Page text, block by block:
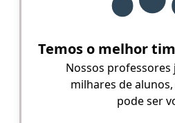
Temos o melhor
Nossos professores
milhares de
pode ser